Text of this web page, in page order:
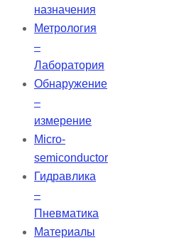
назначения
Метрология
–
Лаборатория
Обнаружение
–
измерение
Micro-
semiconductor
Гидравлика
–
Пневматика
Материалы